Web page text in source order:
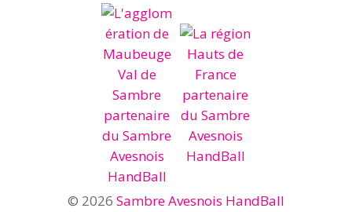
© 2026 Sambre Avesnois HandBall